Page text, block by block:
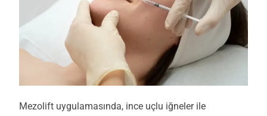
Mezolift uygulamasında, ince uçlu iğneler ile